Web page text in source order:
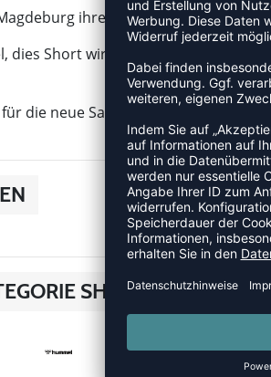
ihre neue Short für die
dies Short wird sie auf dem Platz
die neue Saison – und das hier ist
SHORTS
SALE